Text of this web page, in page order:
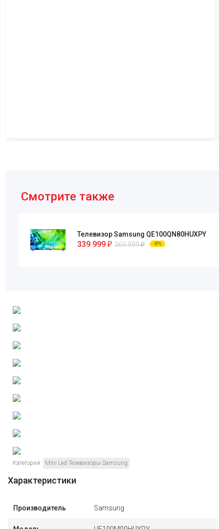
Смотрите также
Телевизор Samsung QE100QN80HUXPY
339 999 ₽ 369 999₽ -8%
Категория: Mini Led Телевизоры Samsung
Характеристики
Производитель Samsung